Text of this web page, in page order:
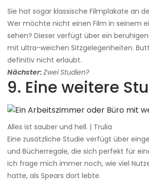
Sie hat sogar klassische Filmplakate an
Wer möchte nicht einen Film in seinem
sehen? Dieser verfügt über ein
mit ultra-weichen Sitzgelegenheiten.
definitiv nicht erlaubt.
Nächster: Zwei Studien?
9. Eine weitere
Alles ist sauber und hell. | Trulia
Eine zusätzliche Studie verfügt über
und Bücherregale, die sich perfekt für
Ich frage mich immer noch, wie viel
hatte, als Spears dort lebte.